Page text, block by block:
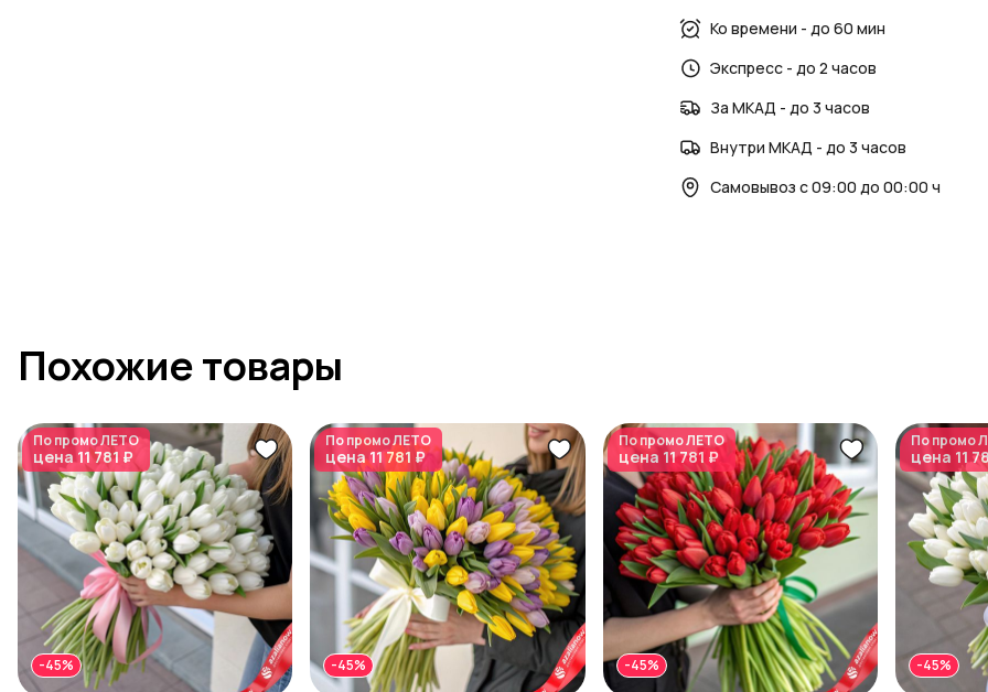
Ко времени - до 60 мин
Экспресс - до 2 часов
За МКАД - до 3 часов
Внутри МКАД - до 3 часов
Самовывоз с 09:00 до 00:00 ч
Похожие товары
По промоЛЕТО
цена 11 781 ₽
-45%
По промоЛЕТО
цена11 781 ₽
-45%
По промоЛЕТО
цена 11 781 ₽
-45%
По промо
цена 11
-45%